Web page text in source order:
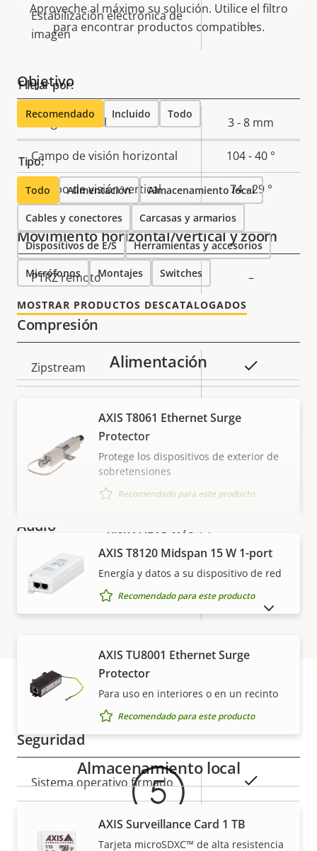
Estabilización electrónica de
imagen
–
Objetivo
Descripción
de
propiedad
Valor de
la
propiedad
Longitud focal 3 - 8 mm
Campo de visión horizontal 104 - 40 °
Campo de visión vertical 74 - 29 °
Movimiento horizontal/vertical y zoom
Descripción
propiedad
Valor de
propiedad
PTRZ remoto –
Compresión
Descripción
de
Valor de
la
Zipstream
High, Main
H.265 Sí
–
Audio
Descripción
de
Valor de
propiedad
Compatibilidad de audio
Micrófono integrado –
Descripción
Valor de
la
Clase de PoE 3
Seguridad
Descripción
de
Valor de
la
propiedad
Sistema operativo firmado
Arranque seguro
Aproveche al máximo su solución. Utilice el filtro
para encontrar productos compatibles.
Filtrar por:
Recomendado Incluido Todo
Tipo:
Todo Alimentación Almacenamiento local
Cables y conectores Carcasas y armarios
Dispositivos de E/S Herramientas y accesorios
Micrófonos Montajes Switches
MOSTRAR PRODUCTOS DESCATALOGADOS
VISUALIZAR MÁS
Alimentación
AXIS T8061 Ethernet Surge
Protector
Protege los dispositivos de exterior de
sobretensiones
Recomendado para este producto
AXIS T8120 Midspan 15 W 1-port
Energía y datos a su dispositivo de red
Recomendado para este producto
AXIS TU8001 Ethernet Surge
Protector
Para uso en interiores o en un recinto
Recomendado para este producto
Almacenamiento local
AXIS Surveillance Card 1 TB
Tarjeta microSDXC™ de alta resistencia
Garantía